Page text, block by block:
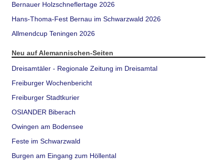
Bernauer Holzschneflertage 2026
Hans-Thoma-Fest Bernau im Schwarzwald 2026
Allmendcup Teningen 2026
Neu auf Alemannischen-Seiten
Dreisamtäler - Regionale Zeitung im Dreisamtal
Freiburger Wochenbericht
Freiburger Stadtkurier
OSIANDER Biberach
Owingen am Bodensee
Feste im Schwarzwald
Burgen am Eingang zum Höllental